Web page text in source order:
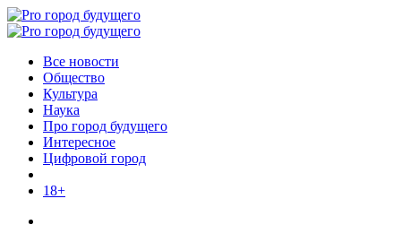
Menu
Поиск
Menu
Pro
Все новости
Общество
Культура
Наука
Про город будущего
Интересное
Цифровой город
18+